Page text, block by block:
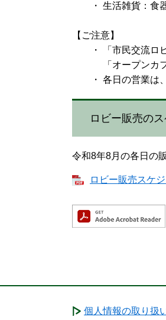
・ 生活雑貨：食器
【ご注意】
・ 「市民交流ロビ
「オープンカフェ
・ 各日の営業は、
ロビー販売の
令和8年8月の各日の
ロビー販売スケ
個人情報の取り扱